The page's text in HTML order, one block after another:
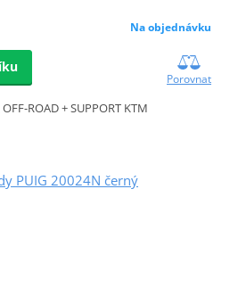
Na objednávku
Porovnat
OFF-ROAD + SUPPORT KTM
PUIG 20024N černý